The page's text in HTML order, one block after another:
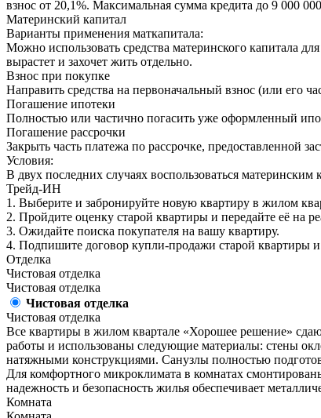
взнос от 20,1%. Максимальная сумма кредита до 9 000
Материнский капитал
Варианты применения маткапитала:
Можно использовать средства материнского капитала
вырастет и захочет жить отдельно.
Взнос при покупке
Направить средства на первоначальный взнос (или его
Погашение ипотеки
Полностью или частично погасить уже оформленный
Погашение рассрочки
Закрыть часть платежа по рассрочке, предоставленной
Условия:
В двух последних случаях воспользоваться
Трейд-ИН
1. Выберите и забронируйте новую квартиру в жилом
2. Пройдите оценку старой квартиры и передайте её на
3. Ожидайте поиска покупателя на вашу квартиру.
4. Подпишите договор купли-продажи старой квартиры
Отделка
Чистовая отделка
Чистовая отделка
Чистовая отделка
Чистовая отделка
Все квартиры в жилом квартале «Хорошее решение»
работы и использованы следующие материалы: стены
натяжными конструкциями. Санузлы полностью
Для комфортного микроклимата в комнатах
надежность и безопасность жилья обеспечивает
Комната